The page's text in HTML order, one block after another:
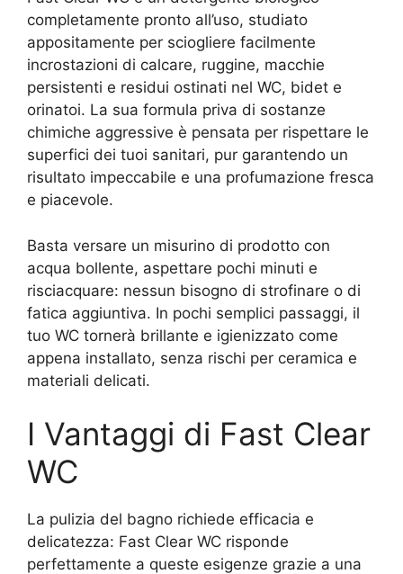
completamente pronto all’uso, studiato
appositamente per sciogliere facilmente
incrostazioni di calcare, ruggine, macchie
persistenti e residui ostinati nel WC, bidet e
orinatoi. La sua formula priva di sostanze
chimiche aggressive è pensata per rispettare le
superfici dei tuoi sanitari, pur garantendo un
risultato impeccabile e una profumazione fresca
e piacevole.
Basta versare un misurino di prodotto con
acqua bollente, aspettare pochi minuti e
risciacquare: nessun bisogno di strofinare o di
fatica aggiuntiva. In pochi semplici passaggi, il
tuo WC tornerà brillante e igienizzato come
appena installato, senza rischi per ceramica e
materiali delicati.
I Vantaggi di Fast Clear
WC
La pulizia del bagno richiede efficacia e
delicatezza: Fast Clear WC risponde
perfettamente a queste esigenze grazie a una